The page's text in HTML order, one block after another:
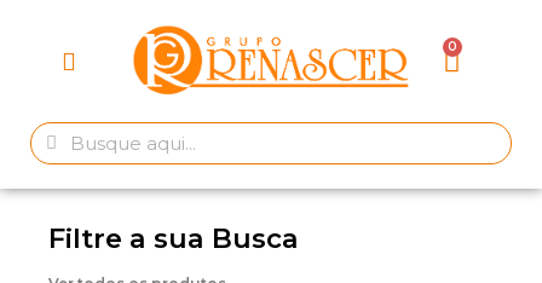
Filtre a sua Busca